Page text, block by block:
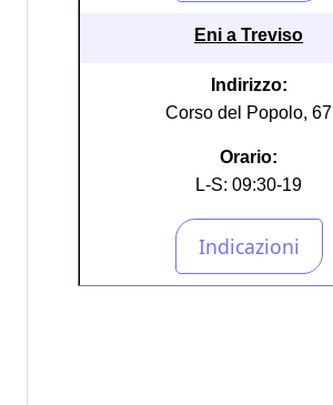
Eni a Treviso
Indirizzo:
Corso del Popolo, 67
Orario:
L-S: 09:30-19